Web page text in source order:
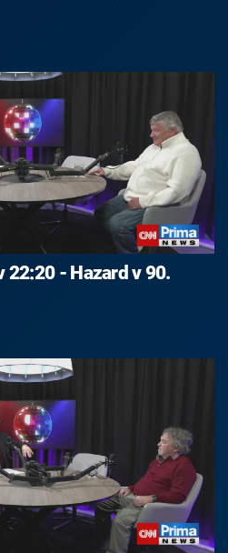
22:20 - Hazard v 90.